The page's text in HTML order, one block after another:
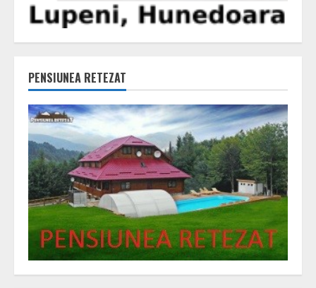
PENSIUNEA RETEZAT